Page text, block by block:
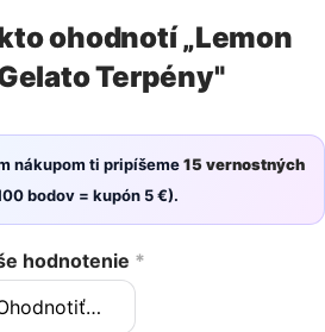
ohodnotí „Lemon
Terpény"
nákupom ti pripíšeme15 vernostných
bodov = kupón 5 €).
hodnotenie *